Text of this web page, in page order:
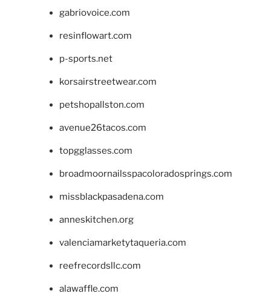
gabriovoice.com
resinflowart.com
p-sports.net
korsairstreetwear.com
petshopallston.com
avenue26tacos.com
topgglasses.com
broadmoornailsspacoloradosprings.com
missblackpasadena.com
anneskitchen.org
valenciamarketytaqueria.com
reefrecordsllc.com
alawaffle.com